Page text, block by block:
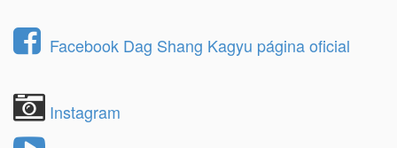
Facebook Dag Shang Kagyu página oficial
Instagram